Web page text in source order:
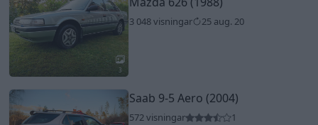
3
3 048 visningar 25 aug. 20
Saab 9-5 Aero (2004)
572 visningar 1